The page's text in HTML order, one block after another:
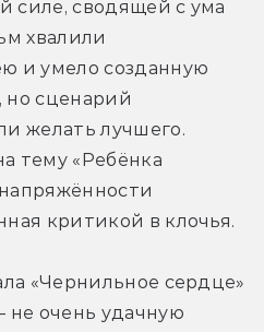
силе, сводящей с ума
хвалили
и умело созданную
сценарий
желать лучшего.
тему «Ребёнка
критикой в клочья.
«Чернильное сердце»
очень удачную